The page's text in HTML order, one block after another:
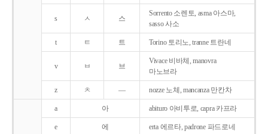
s ㅅ 스
Sorrento 소렌토, asma 아스마,
sasso 사소
t ㅌ 트 Torino 토리노, tranne 트란네
v ㅂ 브
Vivace 비바체, manovra
마노브라
z ㅊ ― nozze 노체, mancanza 만칸차
a 아 abituro 아비투로, capra 카프라
e 에 erta 에르타, padrone 파드로네